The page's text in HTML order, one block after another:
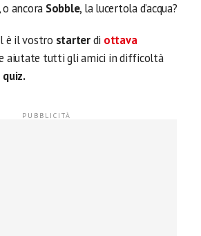
ancora Sobble, la lucertola d’acqua?
è il vostro starterdi ottava
aiutate tutti gli amici in difficoltà
quiz.